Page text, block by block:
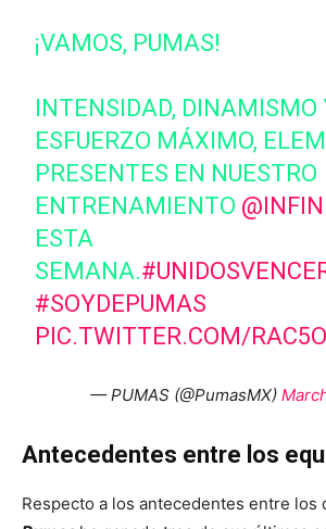
¡VAMOS, PUMAS!
INTENSIDAD, DINAMISMO
ESFUERZO MÁXIMO,
PRESENTES EN NUESTRO
ENTRENAMIENTO
ESTA
SEMANA.
#SOYDEPUMAS
PIC.TWITTER.COM/
— PUMAS (@PumasMX)
Antecedentes entre los
Respecto a los antecedentes entre los